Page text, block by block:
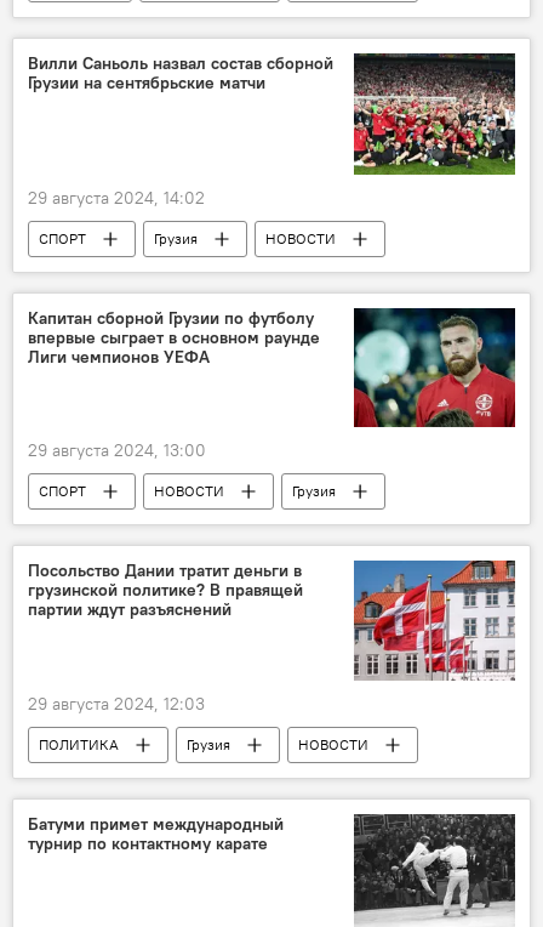
Вилли Саньоль назвал состав сборной
Грузии на сентябрьские матчи
29 августа 2024, 14:02
СПОРТ Грузия
НОВОСТИ
Тбилиси
Чехия
Вилли Саньоль
Михаил Месхи
Георгий Мамардашвили
Лига Наций УЕФА
Капитан сборной Грузии по футболу
впервые сыграет в основном раунде
Лиги чемпионов УЕФА
29 августа 2024, 13:00
СПОРТ НОВОСТИ
Грузия
Гурам Кашия
УЕФА
Футбол
Вилли Саньоль
Владимир Вайсс
Посольство Дании тратит деньги в
грузинской политике? В правящей
партии ждут разъяснений
29 августа 2024, 12:03
ПОЛИТИКА Грузия
НОВОСТИ
Гурам Мачарашвили
Саломе Зурабишвили
Антикоррупционное бюро
Грузинская мечта - демократическая Грузия
Батуми примет международный
турнир по контактному карате